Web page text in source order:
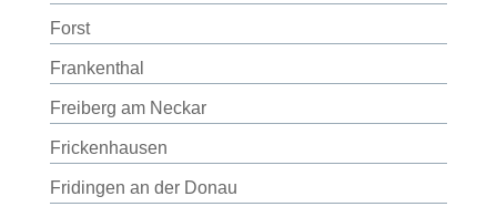
Forst
Frankenthal
Freiberg am Neckar
Frickenhausen
Fridingen an der Donau